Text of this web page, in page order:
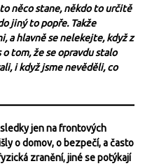
něco stane, někdo to určitě
jiný to popře. Takže
a hlavně se nelekejte, když z
tom, že se opravdu stalo
i když jsme nevěděli, co
jen na frontových
o domov, o bezpečí, a často
zranění, jiné se potýkají